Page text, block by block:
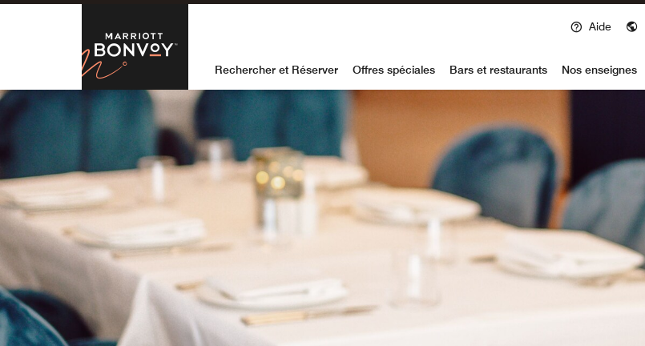
Skip to Content
Marriott Bonvoy
Aide
Rechercher et Réserver Offres spéciales Bars et restaurants Nos enseignes